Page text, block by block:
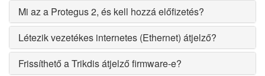
Mi az a Protegus 2, és kell hozzá előfizetés?
Létezik vezetékes internetes (Ethernet) átjelző?
Frissíthető a Trikdis átjelző firmware-e?